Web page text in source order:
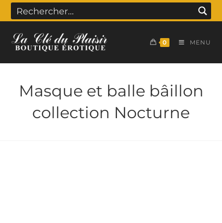
0 MENU
Masque et balle bâillon
collection Nocturne